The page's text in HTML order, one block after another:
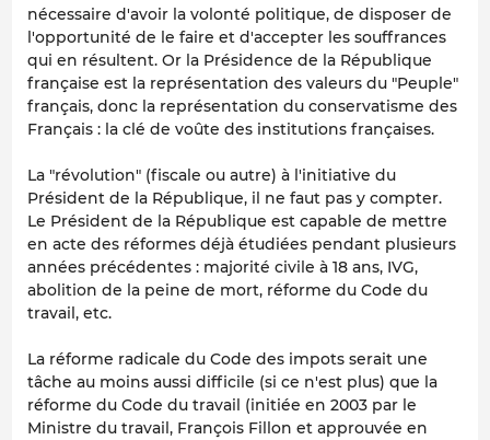
nécessaire d'avoir la volonté politique, de disposer de
l'opportunité de le faire et d'accepter les souffrances
qui en résultent. Or la Présidence de la République
française est la représentation des valeurs du "Peuple"
français, donc la représentation du conservatisme des
Français : la clé de voûte des institutions françaises.
La "révolution" (fiscale ou autre) à l'initiative du
Président de la République, il ne faut pas y compter.
Le Président de la République est capable de mettre
en acte des réformes déjà étudiées pendant plusieurs
années précédentes : majorité civile à 18 ans, IVG,
abolition de la peine de mort, réforme du Code du
travail, etc.
La réforme radicale du Code des impots serait une
tâche au moins aussi difficile (si ce n'est plus) que la
réforme du Code du travail (initiée en 2003 par le
Ministre du travail, François Fillon et approuvée en